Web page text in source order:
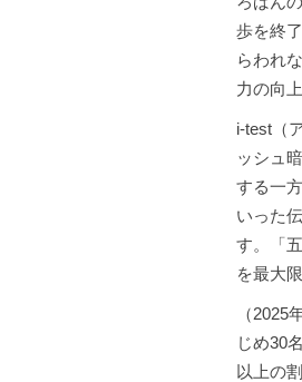
歩を終
らわれ
力の向
i-test（
ッシュ
する一
いった
す。「
を最大
（2025
じめ30
以上の